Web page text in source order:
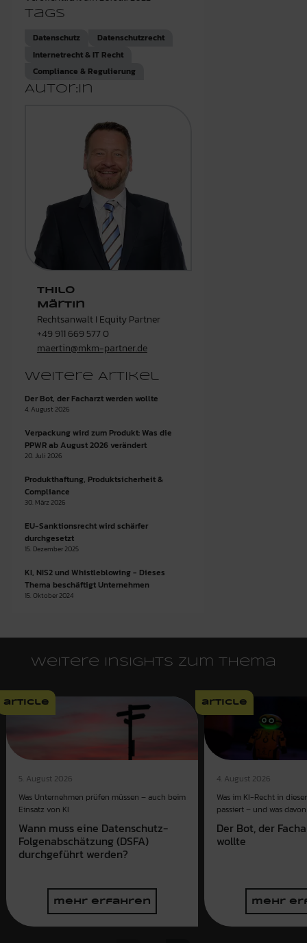
Tags
Datenschutz
Datenschutzrecht
Internetrecht & IT Recht
Compliance & Regulierung
Autor:in
Thilo
Märtin
Rechtsanwalt I Equity Partner
+49 911 669 577 0
maertin@mkm-partner.de
Weitere Artikel
Der Bot, der Facharzt werden wollte
4. August 2026
Verpackung wird zum Produkt: Was die
PPWR ab August 2026 verändert
20. Juli 2026
Produkthaftung, Produktsicherheit &
Compliance
30. März 2026
EU-Sanktionsrecht wird schärfer
durchgesetzt
15. Dezember 2025
KI, NIS2 und Whistleblowing - Dieses
Thema beschäftigt Unternehmen
15. Oktober 2024
Weitere Insights zum Thema
article
5. August 2026
Was Unternehmen prüfen müssen – auch beim
Einsatz von KI
Wann muss eine Datenschutz-
Folgenabschätzung (DSFA)
durchgeführt werden?
mehr erfahren
article
4. August 2026
Was im KI-Recht in
passiert – und was
Der Bot, der
wollte
mehr